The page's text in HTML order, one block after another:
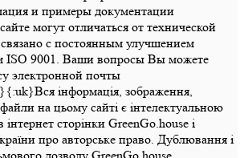
и примеры документации
могут отличаться от технической
с постоянным улучшением
ISO 9001. Ваши вопросы Вы можете
электронной почты
інформація, зображення,
на цьому сайті є інтелектуальною
інтернет сторінки GreenGo.house і
про авторське право. Дублювання і
дозволу GreenGo.house